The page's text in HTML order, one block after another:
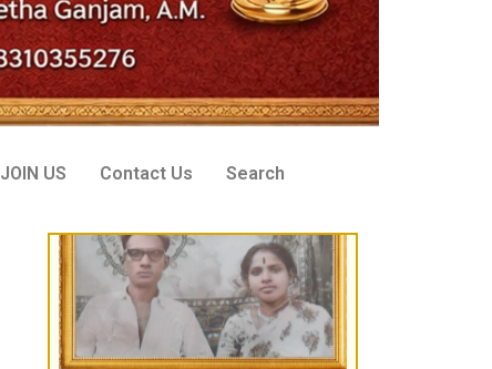
JOIN US Contact Us Search
Sri Desu Venkata Ranga Rao
VIP Donor, Tenali, AP
Sri Peddi Umakanth & Smt. Veena